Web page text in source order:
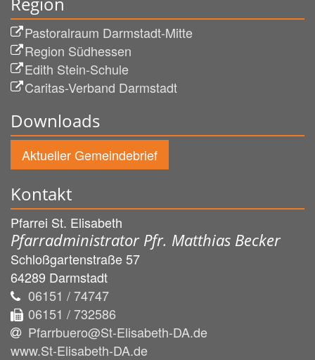
Pastoralraum Darmstadt-Mitte
Region Südhessen
Edith Stein-Schule
Caritas-Verband Darmstadt
Downloads
Aktueller Gemeindebrief
Kontakt
Pfarrei St. Elisabeth
Pfarradministrator Pfr. Matthias Becker
Schloßgartenstraße 57
64289 Darmstadt
06151 / 74747
06151 / 732586
Pfarrbuero@St-Elisabeth-DA.de
www.St-Elisabeth-DA.de